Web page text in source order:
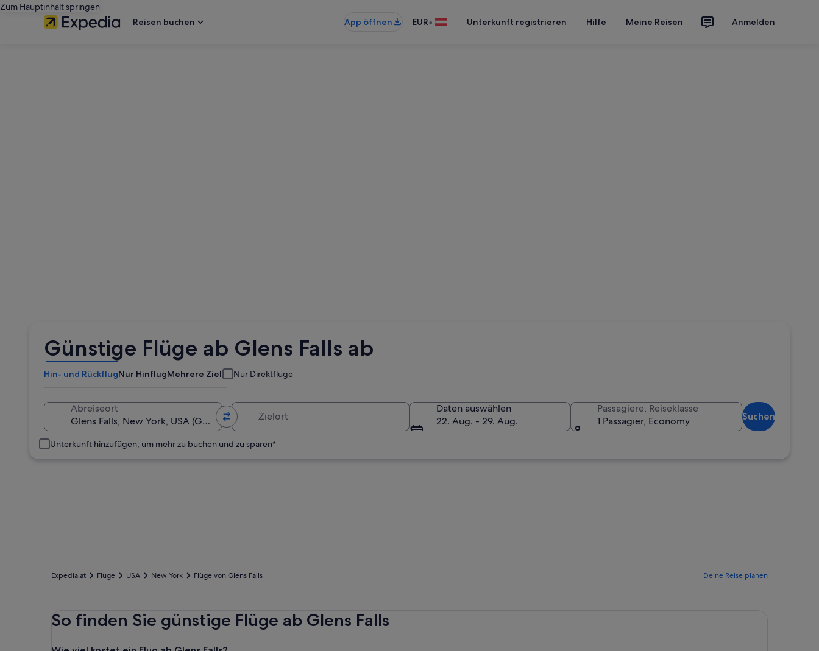
Zum Hauptinhalt springen
Reisen buchen
App öffnen EUR• Unterkunft registrieren Hilfe Meine Reisen Anmelden
Günstige Flüge ab Glens Falls ab
Hin- und RückflugNur HinflugMehrere Ziele Nur Direktflüge
Abreiseort
Daten auswählen
22. Aug. - 29. Aug.
Passagiere, Reiseklasse
1 Passagier, Economy
Suchen
Unterkunft hinzufügen, um mehr zu buchen und zu sparen*
Expedia.at Flüge USA New York Flüge von Glens Falls Deine Reise planen
So finden Sie günstige Flüge ab Glens Falls